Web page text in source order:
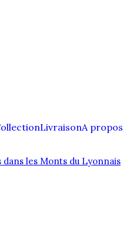
LivraisonA propos
les Monts du Lyonnais